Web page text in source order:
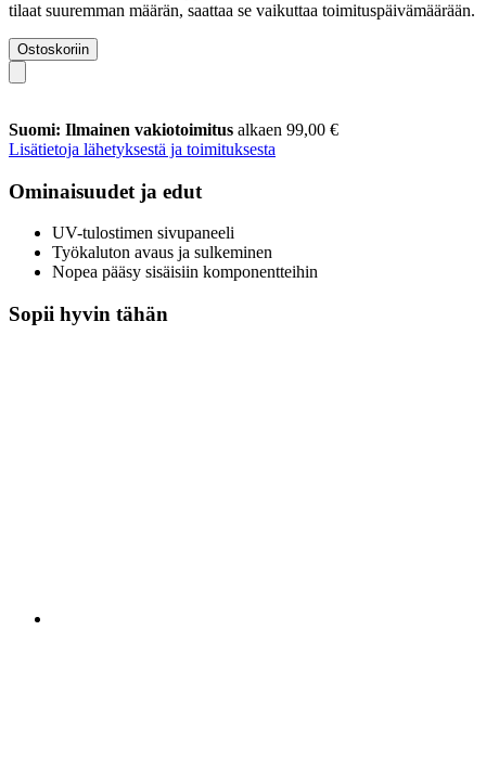
tilaat suuremman määrän, saattaa se vaikuttaa toimituspäivämäärään.
Ostoskoriin
Suomi: Ilmainen vakiotoimitus alkaen 99,00 €
Lisätietoja lähetyksestä ja toimituksesta
Ominaisuudet ja edut
UV-tulostimen sivupaneeli
Työkaluton avaus ja sulkeminen
Nopea pääsy sisäisiin komponentteihin
Sopii hyvin tähän